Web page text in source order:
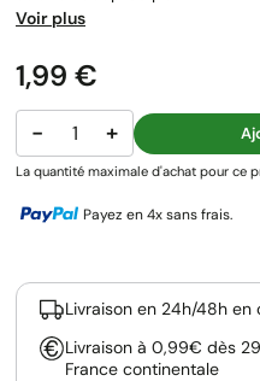
Voir plus
Prix
1,99 €
− +
La quantité maximale d'achat pour ce
Payez en 4x sans frais.
Livraison en 24h/48h en
Livraison à 0,99€ dès
France continentale